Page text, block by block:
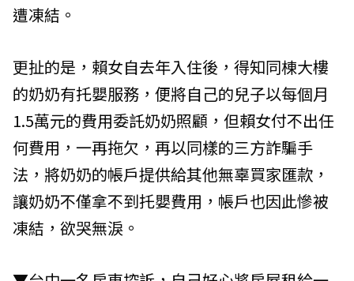
遭凍結。
更扯的是，賴女自去年入住後，得知同棟大樓
的奶奶有托嬰服務，便將自己的兒子以每個月
1.5萬元的費用委託奶奶照顧，但賴女付不出任
何費用，一再拖欠，再以同樣的三方詐騙手
法，將奶奶的帳戶提供給其他無辜買家匯款，
讓奶奶不僅拿不到托嬰費用，帳戶也因此慘被
凍結，欲哭無淚。